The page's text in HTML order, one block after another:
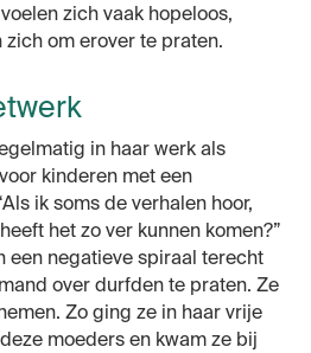
zich vaak hopeloos,
om erover te praten.
in haar werk als
kinderen met een
ik soms de verhalen hoor,
het zo ver kunnen komen?”
een negatieve spiraal terecht
over durfden te praten. Ze
Zo ging ze in haar vrije
moeders en kwam ze bij